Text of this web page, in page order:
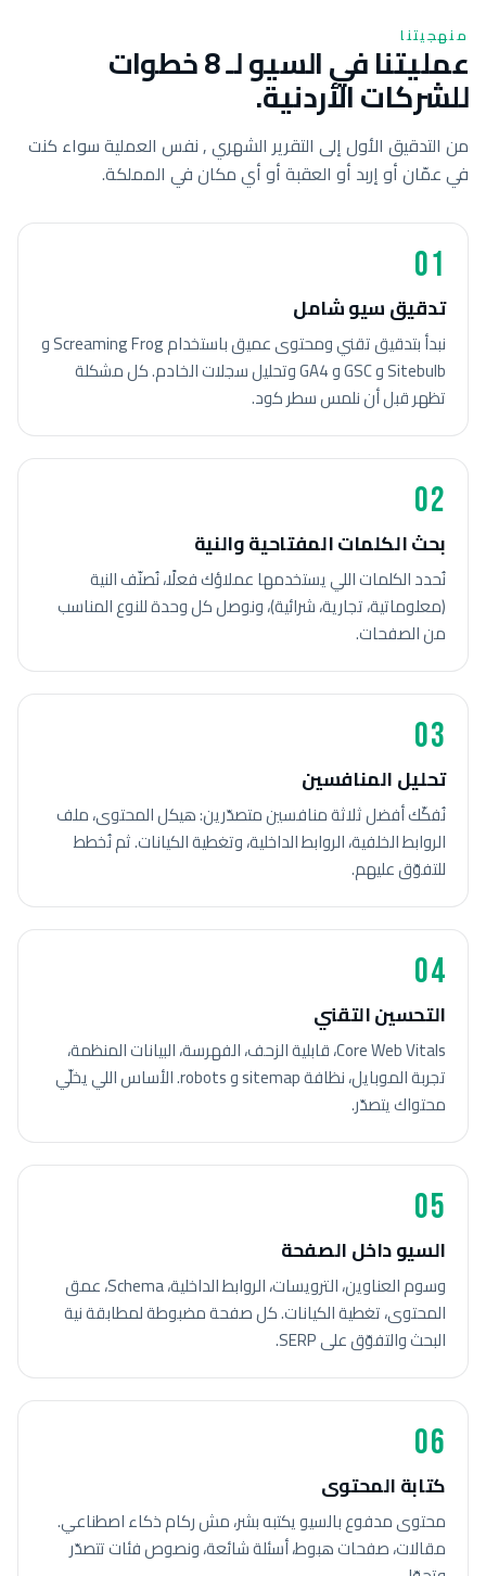
منهجيتنا
عمليتنا في السيو لـ 8 خطوات
للشركات الأردنية.
من التدقيق الأول إلى التقرير الشهري , نفس العملية سواء كنت
في عمّان أو إربد أو العقبة أو أي مكان في المملكة.
01
تدقيق سيو شامل
نبدأ بتدقيق تقني ومحتوى عميق باستخدام Screaming Frog و
Sitebulb و GSC و GA4 وتحليل سجلات الخادم. كل مشكلة
تظهر قبل أن نلمس سطر كود.
02
بحث الكلمات المفتاحية والنية
نُحدد الكلمات اللي يستخدمها عملاؤك فعلًا، نُصنّف النية
(معلوماتية، تجارية، شرائية)، ونوصل كل وحدة للنوع المناسب
من الصفحات.
03
تحليل المنافسين
نُفكّك أفضل ثلاثة منافسين متصدّرين: هيكل المحتوى، ملف
الروابط الخلفية، الروابط الداخلية، وتغطية الكيانات. ثم نُخطط
للتفوّق عليهم.
04
التحسين التقني
Core Web Vitals، قابلية الزحف، الفهرسة، البيانات المنظمة،
تجربة الموبايل، نظافة sitemap و robots. الأساس اللي يخلّي
محتواك يتصدّر.
05
السيو داخل الصفحة
وسوم العناوين، الترويسات، الروابط الداخلية، Schema، عمق
المحتوى، تغطية الكيانات. كل صفحة مضبوطة لمطابقة نية
البحث والتفوّق على SERP.
06
كتابة المحتوى
محتوى مدفوع بالسيو يكتبه بشر، مش ركام ذكاء اصطناعي.
مقالات، صفحات هبوط، أسئلة شائعة، ونصوص فئات تتصدّر